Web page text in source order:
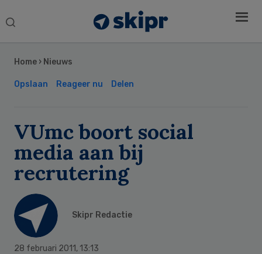
Search
Home › Nieuws
Opslaan Reageer nu Delen
VUmc boort social
media aan bij
recrutering
Skipr Redactie
28 februari 2011, 13:13
Sidebar